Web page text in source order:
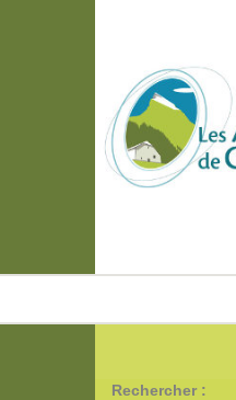
Rechercher :